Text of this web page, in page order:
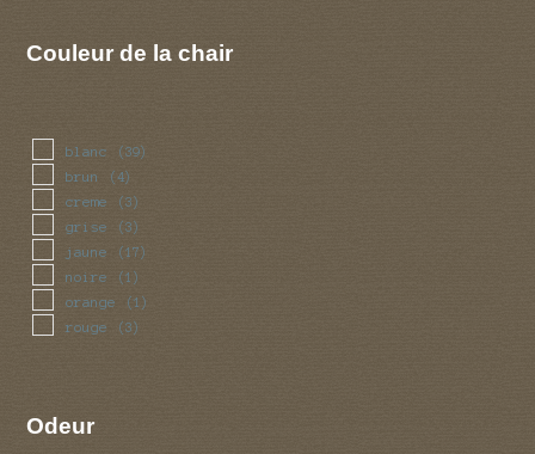
Couleur de la chair
blanc (39)
brun (4)
creme (3)
grise (3)
jaune (17)
noire (1)
orange (1)
rouge (3)
Odeur